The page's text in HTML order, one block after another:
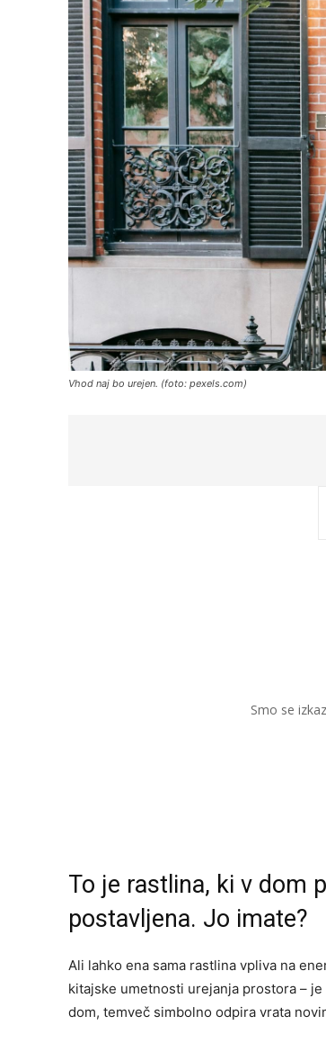
Vhod naj bo urejen. (foto: pexels.com)
Smo se
To je rastlina, ki v dom
postavljena. Jo imate?
Ali lahko ena sama rastlina vpliva na
kitajske umetnosti urejanja prostora –
dom, temveč simbolno odpira vrata